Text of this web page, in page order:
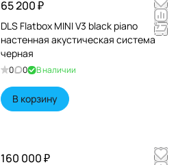
65 200 ₽
DLS Flatbox MINI V3 black piano
настенная акустическая система
черная
0 0 В наличии
В корзину
160 000 ₽